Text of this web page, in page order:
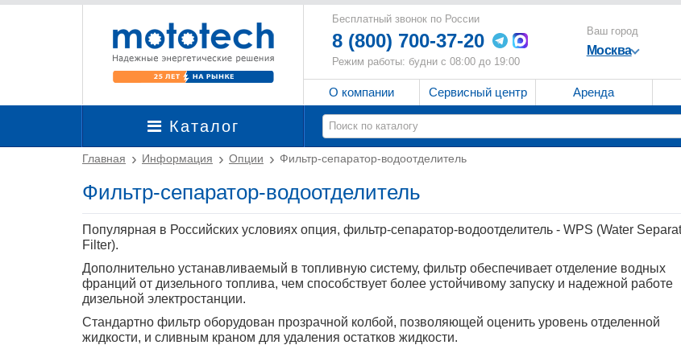
Бесплатный звонок по России
8 (800) 700-37-20
Режим работы: будни с 08:00 до 19:00
Ваш город
Москва
О компании Сервисный центр Аренда
Каталог
Главная Информация Опции Фильтр-сепаратор-водоотделитель
Фильтр-сепаратор-водоотделитель
Популярная в Российских условиях опция, фильтр-сепаратор-водоотделитель - WPS (Water
Filter).
Дополнительно устанавливаемый в топливную систему, фильтр обеспечивает отделение водных
франций от дизельного топлива, чем способствует более устойчивому запуску и надежной работе
дизельной электростанции.
Стандартно фильтр оборудован прозрачной колбой, позволяющей оценить уровень отделенной
жидкости, и сливным краном для удаления остатков жидкости.